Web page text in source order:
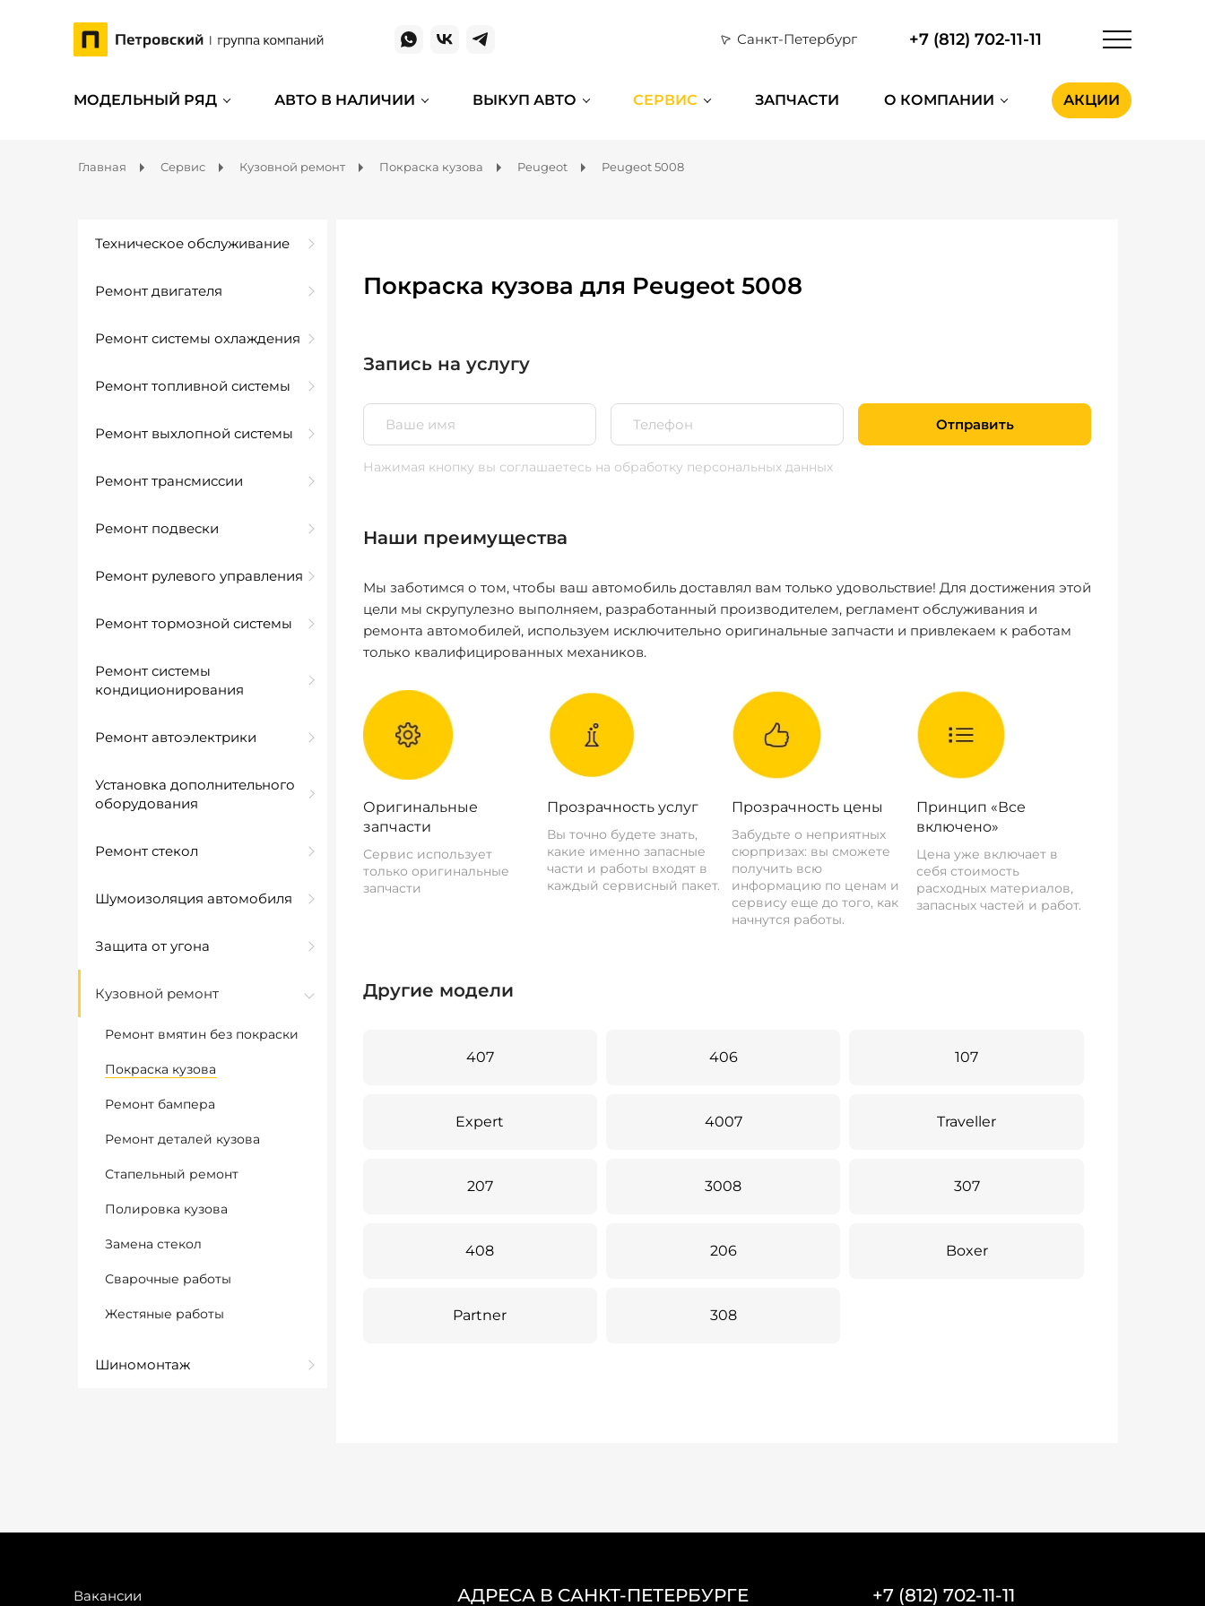
Санкт-Петербург +7 (812) 702-11-11
МОДЕЛЬНЫЙ РЯД АВТО В НАЛИЧИИ ВЫКУП АВТО СЕРВИС ЗАПЧАСТИ О КОМПАНИИ АКЦИИ
Главная Сервис Кузовной ремонт Покраска кузова Peugeot Peugeot 5008
Техническое обслуживание
Ремонт двигателя
Ремонт системы охлаждения
Ремонт топливной системы
Ремонт выхлопной системы
Ремонт трансмиссии
Ремонт подвески
Ремонт рулевого управления
Ремонт тормозной системы
Ремонт системы
кондиционирования
Ремонт автоэлектрики
Установка дополнительного
оборудования
Ремонт стекол
Шумоизоляция автомобиля
Защита от угона
Кузовной ремонт
Ремонт вмятин без покраски
Покраска кузова
Ремонт бампера
Ремонт деталей кузова
Стапельный ремонт
Полировка кузова
Замена стекол
Сварочные работы
Жестяные работы
Шиномонтаж
Покраска кузова для Peugeot 5008
Запись на услугу
Отправить
Нажимая кнопку вы соглашаетесь на обработку персональных данных
Наши преимущества
Мы заботимся о том, чтобы ваш автомобиль доставлял вам только удовольствие! Для достижения этой
цели мы скрупулезно выполняем, разработанный производителем, регламент обслуживания и
ремонта автомобилей, используем исключительно оригинальные запчасти и привлекаем к работам
только квалифицированных механиков.
Оригинальные
запчасти
Сервис использует
только оригинальные
запчасти
Прозрачность услуг
Вы точно будете знать,
какие именно запасные
части и работы входят в
каждый сервисный пакет.
Прозрачность цены
Забудьте о неприятных
сюрпризах: вы сможете
получить всю
информацию по ценам и
сервису еще до того, как
начнутся работы.
Принцип «Все
включено»
Цена уже включает в
себя стоимость
расходных материалов,
запасных частей и работ.
Другие модели
407 406 107
Expert 4007 Traveller
207 3008 307
408 206 Boxer
Partner 308
Вакансии АДРЕСА В САНКТ-ПЕТЕРБУРГЕ +7 (812) 702-11-11